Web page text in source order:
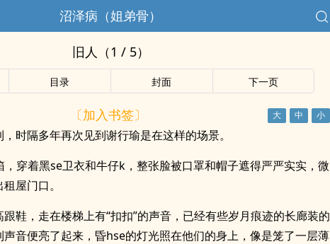
沼泽病（姐弟骨）
旧人（1 / 5）
目录 封面 下一页
〔加入书签〕
时隔多年再次见到谢行瑜是在这样的场景。
，穿着黑se卫衣和牛仔k，整张脸被口罩和帽子遮得严严实实，微
屋门口。
鞋，走在楼梯上有“扣扣”的声音，已经有些岁月痕迹的长廊装的
音便亮了起来，昏hse的灯光照在他们的身上，像是笼了一层薄